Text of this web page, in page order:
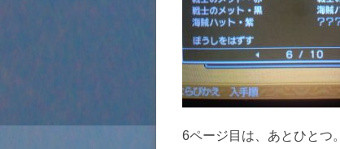
6ページ目は、あとひとつ。